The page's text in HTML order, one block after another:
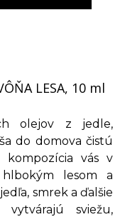
LESA, 10 ml
olejov z jedle,
do domova čistú
vás v
lesom a
smrek a ďalšie
sviežu,